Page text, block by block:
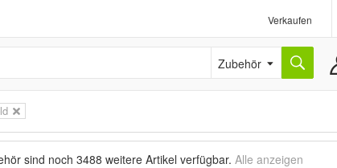
Verkaufen
Zubehör
sind noch 3488 weitere Artikel verfügbar. Alle anzeigen